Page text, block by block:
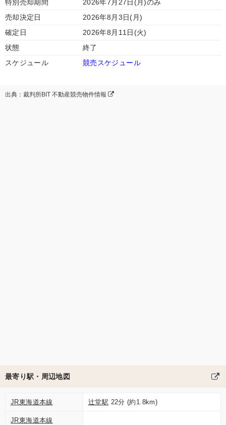
特別売却期間
2026年7月27日(月)のみ
売却決定日
2026年8月3日(月)
確定日
2026年8月11日(火)
状態
終了
スケジュール
競売スケジュール
出典：裁判所BIT 不動産競売物件情報
最寄り駅・周辺地図
JR東海道本線 辻堂駅 22分 (約1.8km)
JR東海道本線